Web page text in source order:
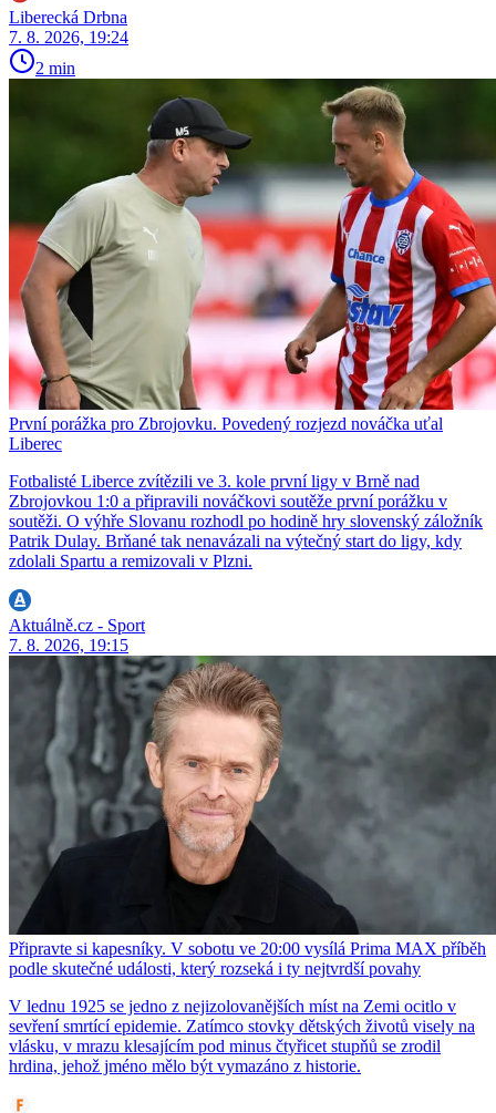
Liberecká Drbna
7. 8. 2026, 19:24
2 min
První porážka pro Zbrojovku. Povedený rozjezd nováčka uťal
Liberec
Fotbalisté Liberce zvítězili ve 3. kole první ligy v Brně nad
Zbrojovkou 1:0 a připravili nováčkovi soutěže první porážku v
soutěži. O výhře Slovanu rozhodl po hodině hry slovenský záložník
Patrik Dulay. Brňané tak nenavázali na výtečný start do ligy, kdy
zdolali Spartu a remizovali v Plzni.
Aktuálně.cz - Sport
7. 8. 2026, 19:15
Připravte si kapesníky. V sobotu ve 20:00 vysílá Prima MAX příběh
podle skutečné události, který rozseká i ty nejtvrdší povahy
V lednu 1925 se jedno z nejizolovanějších míst na Zemi ocitlo v
sevření smrtící epidemie. Zatímco stovky dětských životů visely na
vlásku, v mrazu klesajícím pod minus čtyřicet stupňů se zrodil
hrdina, jehož jméno mělo být vymazáno z historie.